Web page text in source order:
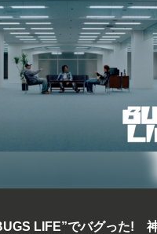
LIFE”でバグった!